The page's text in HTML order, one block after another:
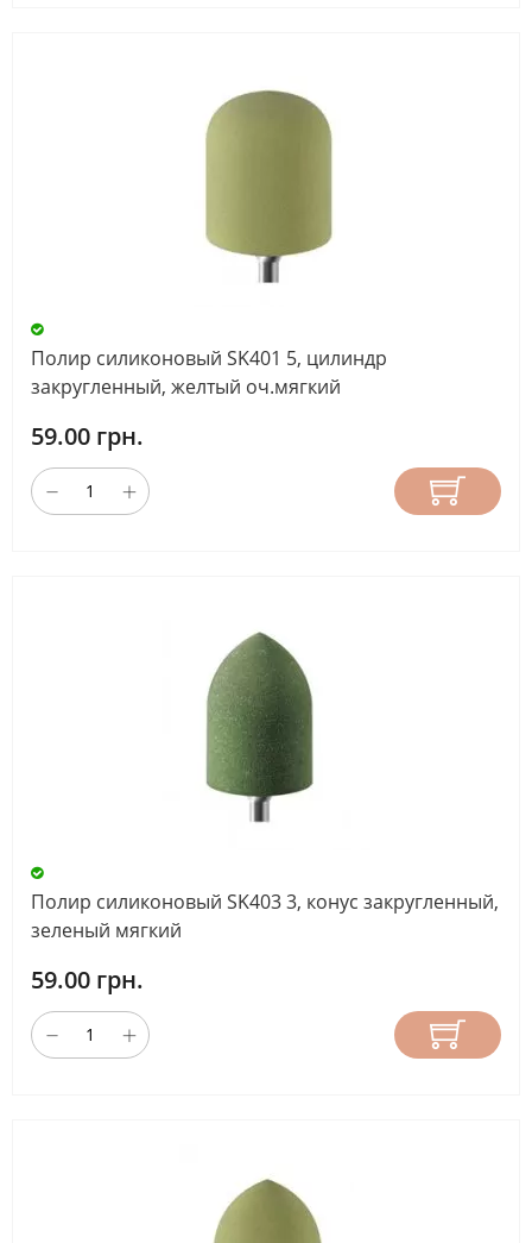
Полир силиконовый SK401 5, цилиндр
закругленный, желтый оч.мягкий
59.00 грн.
Полир силиконовый SK403 3, конус закругленный,
зеленый мягкий
59.00 грн.